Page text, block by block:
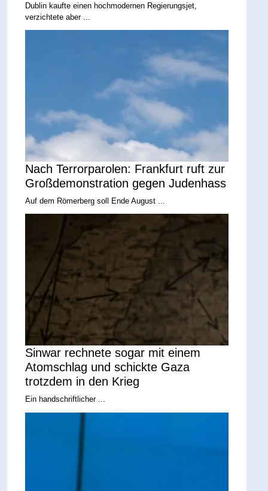
Dublin kaufte einen hochmodernen Regierungsjet,
verzichtete aber ...
Nach Terrorparolen: Frankfurt ruft zur
Großdemonstration gegen Judenhass
Auf dem Römerberg soll Ende August ...
Sinwar rechnete sogar mit einem
Atomschlag und schickte Gaza
trotzdem in den Krieg
Ein handschriftlicher ...